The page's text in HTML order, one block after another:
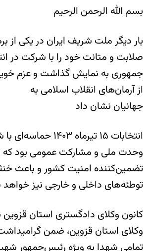
بسم الله الرحمن الرحیم
بار دیگر ملت شریف ایران در یکی از
صلابت و متانت خود را با شرکت در
جمهوری به نمایش گذاشت و عزم
از آرمان‌های انقلاب اسلامی به
جهانیان نشان داد
انتخابات ۱۵ تیرماه
وحدت ملی و مشارکت عمومی بود که
تضمین‌کننده امنیت کشور و باعث
توطئه‌های داخلی و خارجی نیز
کانون وکلای دادگستری استان قزوین
وکلای استان قزوین، ضمن
تمامی شهدا به ویژه رئیس‌جمهور